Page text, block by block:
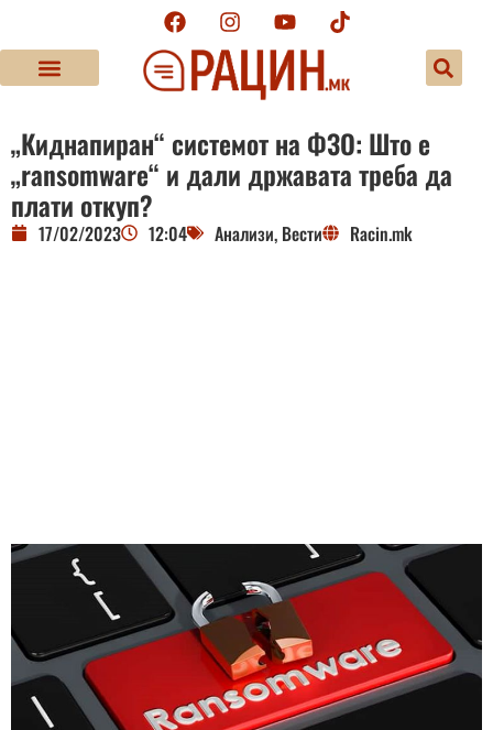
„Киднапиран“ системот на ФЗО: Што е
„ransomware“ и дали државата треба да
плати откуп?
17/02/2023 12:04 Анализи, Вести Racin.mk